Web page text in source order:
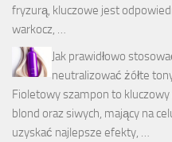
fryzurą, kluczowe jest
warkocz, …
Jak prawidłowo
neutralizować żółte
Fioletowy szampon to
blond oraz siwych, mający na
uzyskać najlepsze efekty, …